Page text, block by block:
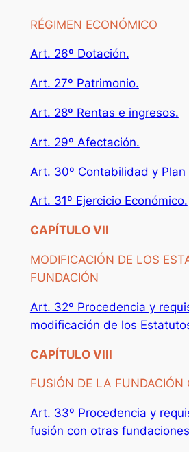
RÉGIMEN ECONÓMICO
Art. 26º Dotación.
Art. 27º Patrimonio.
Art. 28º Rentas e ingresos.
Art. 29º Afectación.
Art. 30º Contabilidad y
Art. 31º Ejercicio Económico.
CAPÍTULO VII
MODIFICACIÓN DE LOS
FUNDACIÓN
Art. 32º Procedencia y
modificación de los
CAPÍTULO VIII
FUSIÓN DE LA FUNDACIÓN
Art. 33º Procedencia y
fusión con otras